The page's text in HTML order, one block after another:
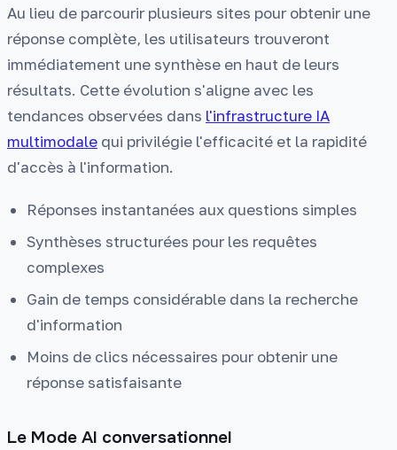
Au lieu de parcourir plusieurs sites pour obtenir une
réponse complète, les utilisateurs trouveront
immédiatement une synthèse en haut de leurs
résultats. Cette évolution s'aligne avec les
tendances observées dans l'infrastructure IA
multimodale qui privilégie l'efficacité et la rapidité
d'accès à l'information.
Réponses instantanées aux questions simples
Synthèses structurées pour les requêtes
complexes
Gain de temps considérable dans la recherche
d'information
Moins de clics nécessaires pour obtenir une
réponse satisfaisante
Le Mode AI conversationnel